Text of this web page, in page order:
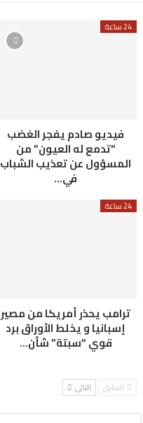
24 ساعة
فيديو صادم يفجر الغضب
“تدمع له العيون” من
المسؤول عن تعذيب الشباب
في…
24 ساعة
ترامب يحذر أمريكا من مصير
إسبانيا و يخلط الأوراق برد
قوي “سبتة” شأن…
السابق التالي